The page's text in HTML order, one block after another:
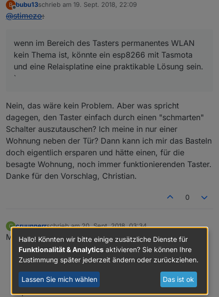
B
Offline
bubu13schrieb am 19. Sept. 2018, 22:09
zuletzt editiert von
@stimezo:
wenn im Bereich des Tasters permanentes WLAN
kein Thema ist, könnte ein esp8266 mit Tasmota
und eine Relaisplatine eine praktikable Lösung sein.
`
Nein, das wäre kein Problem. Aber was spricht
dagegen, den Taster einfach durch einen "schmarten"
Schalter auszutauschen? Ich meine in nur einer
Wohnung neben der Tür? Dann kann ich mir das Basteln
doch eigentlich ersparen und hätte einen, für die
besagte Wohnung, noch immer funktionierenden Taster.
Danke für den Vorschlag, Christian.
0
C cruunnerrschrieb am20. Sept. 2018, 03:34
zuletzt editiert von
Meine 2 cent…
Ich persönlich würde den
Ist im Prinzip wie der Sonoff, nur ist er direkt
potentialfrei und du musst nichts basteln. Und er
Hallo! Könnten wir bitte einige zusätzliche Dienste für
Funktionalität & Analytics aktivieren? Sie können Ihre
Zustimmung später jederzeit ändern oder zurückziehen.
Lassen Sie mich wählen Das ist ok